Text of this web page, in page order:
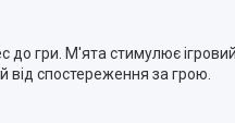
гри. М'ята стимулює ігровий
спостереження за грою.